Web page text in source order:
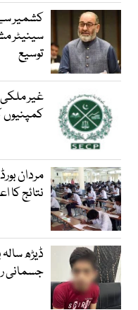
کشمیر
سینیٹر
توسیع
غیر
کمپنیوں
مردان
نتائج کا
ڈیڑھ
جسمانی